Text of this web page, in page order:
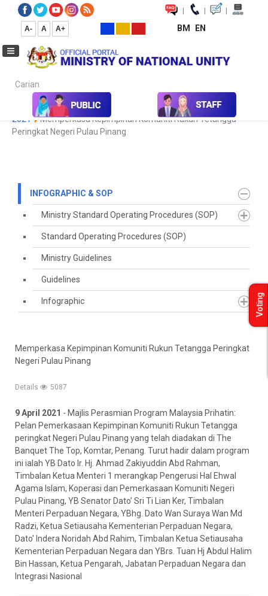
| | |
A- A A+ BM EN
Carian...
Infographic & SOP Koleksi Media Galeri Foto
2021
Memperkasa Kepimpinan Komuniti Rukun Tetangga
Peringkat Negeri Pulau Pinang
INFOGRAPHIC & SOP
Ministry Standard Operating Procedures (SOP)
Standard Operating Procedures (SOP)
Ministry Guidelines
Guidelines
Infographic
Memperkasa Kepimpinan Komuniti Rukun Tetangga Peringkat
Negeri Pulau Pinang
Details 5087
9 April 2021 - Majlis Perasmian Program Malaysia Prihatin:
Pelan Pemerkasaan Kepimpinan Komuniti Rukun Tetangga
peringkat Negeri Pulau Pinang yang telah diadakan di The
Banquet The Top, Komtar, Penang. Turut hadir dalam program
ini ialah YB Dato Ir. Hj. Ahmad Zakiyuddin Abd Rahman,
Timbalan Ketua Menteri 1 merangkap Pengerusi Hal Ehwal
Agama Islam, Koperasi dan Pemerkasaan Komuniti Negeri
Pulau Pinang, YB Senator Dato’ Sri Ti Lian Ker, Timbalan
Menteri Perpaduan Negara, YBhg. Dato Wan Suraya Wan Md
Radzi, Ketua Setiausaha Kementerian Perpaduan Negara,
Dato' Indera Noridah Abd Rahim, Timbalan Ketua Setiausaha
Kementerian Perpaduan Negara dan YBrs. Tuan Hj Abdul Halim
Bin Hassan, Ketua Pengarah, Jabatan Perpaduan Negara dan
Integrasi Nasional
Voting